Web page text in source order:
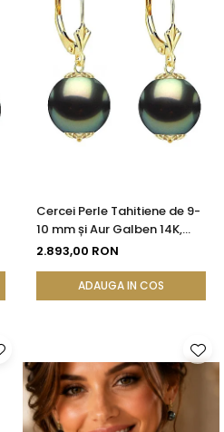
Cercei Perle Tahitiene de 9-
10 mm și Aur Galben 14K,
Forma Rotundă |
2.893,00 RON
ADAUGA IN COS